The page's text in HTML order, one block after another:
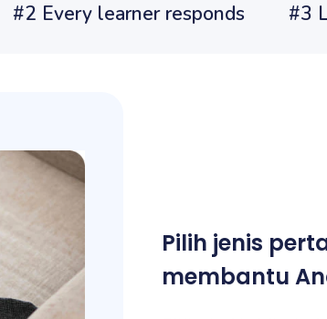
#2 Every learner responds #3
Pilih jenis
membantu